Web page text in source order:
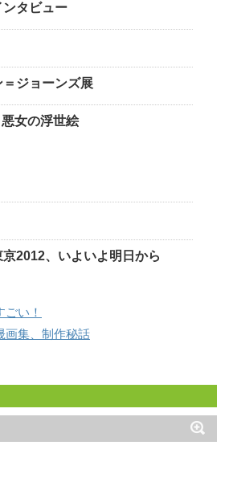
ンタビュー
ジョーンズ展
悪女の浮世絵
2012、いよいよ明日から
ごい！
画集、制作秘話